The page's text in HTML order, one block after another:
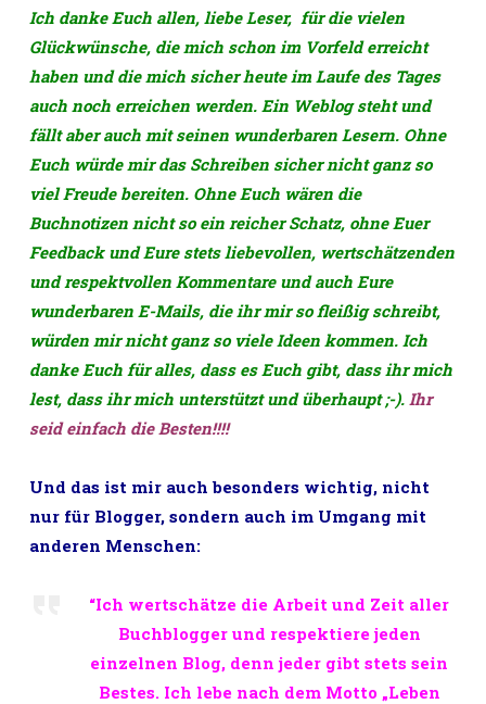
Ich danke Euch allen, liebe Leser, für die vielen
Glückwünsche, die mich schon im Vorfeld erreicht
haben und die mich sicher heute im Laufe des Tages
auch noch erreichen werden. Ein Weblog steht und
fällt aber auch mit seinen wunderbaren Lesern. Ohne
Euch würde mir das Schreiben sicher nicht ganz so
viel Freude bereiten. Ohne Euch wären die
Buchnotizen nicht so ein reicher Schatz, ohne Euer
Feedback und Eure stets liebevollen, wertschätzenden
und respektvollen Kommentare und auch Eure
wunderbaren E-Mails, die ihr mir so fleißig schreibt,
würden mir nicht ganz so viele Ideen kommen. Ich
danke Euch für alles, dass es Euch gibt, dass ihr mich
lest, dass ihr mich unterstützt und überhaupt ;-). Ihr
seid einfach die Besten!!!!
Und das ist mir auch besonders wichtig, nicht
nur für Blogger, sondern auch im Umgang mit
anderen Menschen:
“Ich wertschätze die Arbeit und Zeit aller
Buchblogger und respektiere jeden
einzelnen Blog, denn jeder gibt stets sein
Bestes. Ich lebe nach dem Motto „Leben